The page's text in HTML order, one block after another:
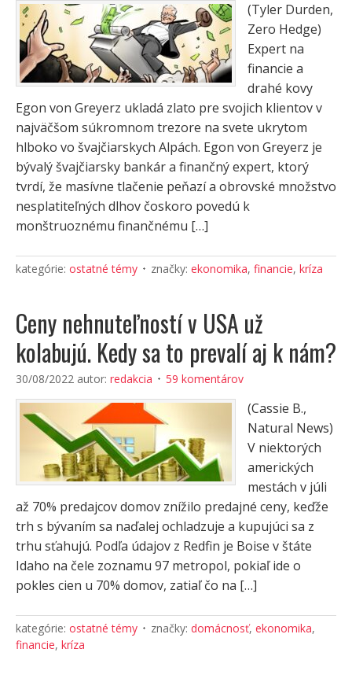
(Tyler Durden,
Zero Hedge)
Expert na
financie a
drahé kovy
Egon von Greyerz ukladá zlato pre svojich klientov v
najväčšom súkromnom trezore na svete ukrytom
hlboko vo švajčiarskych Alpách. Egon von Greyerz je
bývalý švajčiarsky bankár a finančný expert, ktorý
tvrdí, že masívne tlačenie peňazí a obrovské množstvo
nesplatiteľných dlhov čoskoro povedú k
monštruoznému finančnému […]
kategórie: ostatné témy značky: ekonomika, financie, kríza
Ceny nehnuteľností v USA už
kolabujú. Kedy sa to prevalí aj k nám?
30/08/2022 autor: redakcia 59 komentárov
(Cassie B.,
Natural News)
V niektorých
amerických
mestách v júli
až 70% predajcov domov znížilo predajné ceny, keďže
trh s bývaním sa naďalej ochladzuje a kupujúci sa z
trhu sťahujú. Podľa údajov z Redfin je Boise v štáte
Idaho na čele zoznamu 97 metropol, pokiaľ ide o
pokles cien u 70% domov, zatiaľ čo na […]
kategórie: ostatné témy značky: domácnosť, ekonomika,
financie, kríza